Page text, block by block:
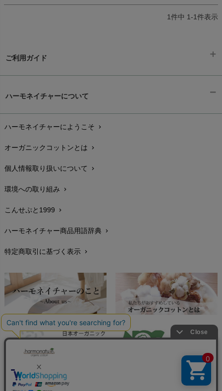
1件中 1-1件表示
ご利用ガイド
配送と送料chevron_right
在庫状況と発送予定chevron_right
サイズ・寸法chevron_right
生地・素材chevron_right
お手入れについて
レビューを書こうchevron_right
返品交換chevron_right
FAXでのご注文
お問い合わせchevron_right
ハーモネイチャーについて
ハーモネイチャーにようこそ chevron_right
オーガニックコットンとは chevron_right
個人情報取り扱いについて chevron_right
環境への取り組み chevron_right
こんせぷと1999 chevron_right
ハーモネイチャー商品用語辞典 chevron_right
特定商取引に基づく表示 chevron_right